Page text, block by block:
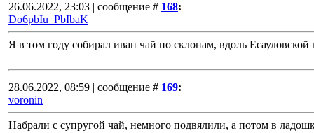
26.06.2022, 23:03 | сообщение # 168:
Do6pbIu_PbIbaK
Я в том году собирал иван чай по склонам, вдоль
28.06.2022, 08:59 | сообщение # 169:
voronin
Набрали с супругой чай, немного подвялили, а потом в